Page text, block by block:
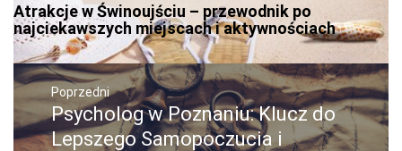
Atrakcje w Świnoujściu – przewodnik po
najciekawszych miejscach i aktywnościach
Nawigacja
wpisuPoprzedni
Poprzedni
wpis:
Psycholog w Poznaniu: Klucz do
Lepszego Samopoczucia i